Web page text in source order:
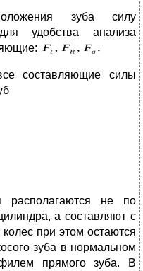
зуба силу
удобства анализа
составляющие силы
располагаются не по
а составляют с
колес при этом остаются
зуба в нормальном
прямого зуба. В